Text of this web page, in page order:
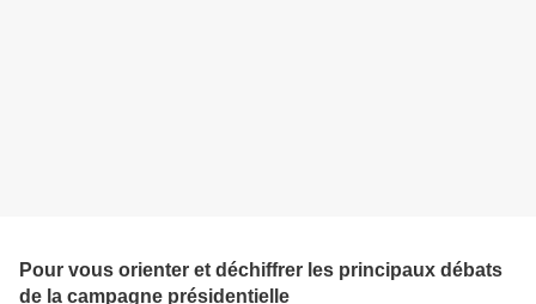
Pour vous orienter et déchiffrer les principaux débats
de la campagne présidentielle